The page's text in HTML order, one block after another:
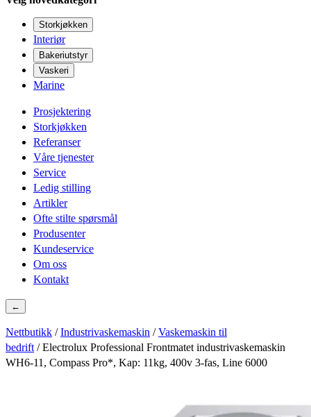
Storkjøkken
Interiør
Bakeriutstyr
Vaskeri
Marine
Prosjektering
Storkjøkken
Referanser
Våre tjenester
Service
Ledig stilling
Artikler
Ofte stilte spørsmål
Produsenter
Kundeservice
Om oss
Kontakt
←
Nettbutikk /Industrivaskemaskin /Vaskemaskin til
bedrift / Electrolux Professional Frontmatet industrivaskemaskin
WH6-11, Compass Pro*, Kap: 11kg, 400v 3-fas, Line 6000